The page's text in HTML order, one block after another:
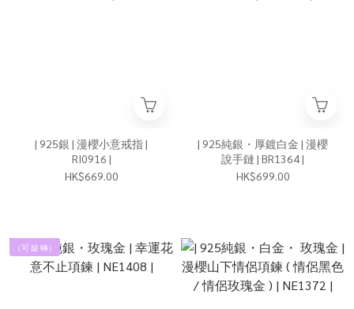
| 925銀 | 漫櫻小意戒指 |
RI0916 |
HK$669.00
| 925純銀・厚鍍白金 | 漫櫻
說手鏈 | BR1364 |
HK$699.00
（可 旋 轉）